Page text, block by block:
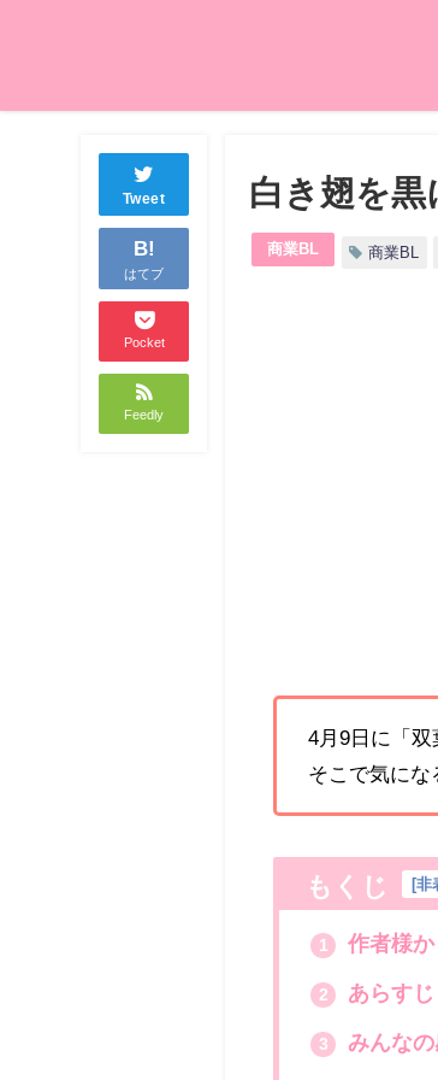
Tweet
B!
はてブ
Pocket
Feedly
白き翅を
商業BL 商業BL
4月9日に「
そこで気にな
もくじ [非
1 作者様
2 あらすじ
3 みんな